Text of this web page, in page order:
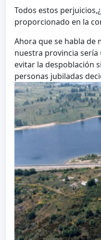
Todos estos
proporcionado en la
Ahora que se habla de
nuestra provincia
evitar la despoblación
personas jubiladas